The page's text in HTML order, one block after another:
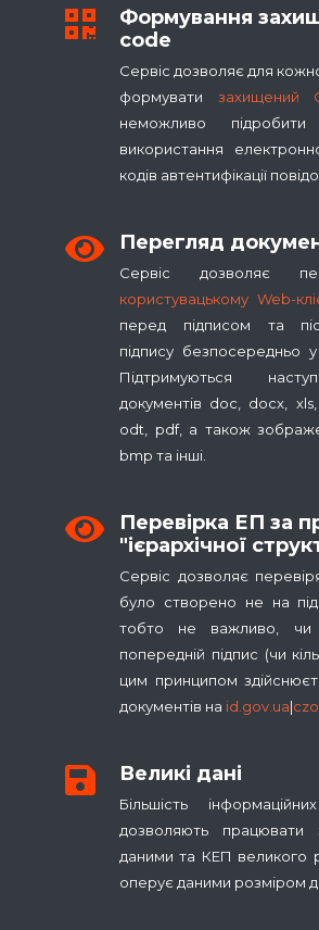
Формування
code
Сервіс дозволяє для
формувати захищений
неможливо
використання
кодів автентифікації
Перегляд
Сервіс дозволяє
користувацькому Web-
перед підписом та
підпису безпосередньо
Підтримуються
документів doc, docx,
odt, pdf, а також
bmp та інші.
Перевірка ЕП за
"ієрархічної
Сервіс дозволяє
було створено не на
тобто не важливо, чи
попередній підпис (чи
цим принципом
документів на id.gov.ua|
Великі дані
Більшість
дозволяють працювати
даними та КЕП великого
оперує даними розміром